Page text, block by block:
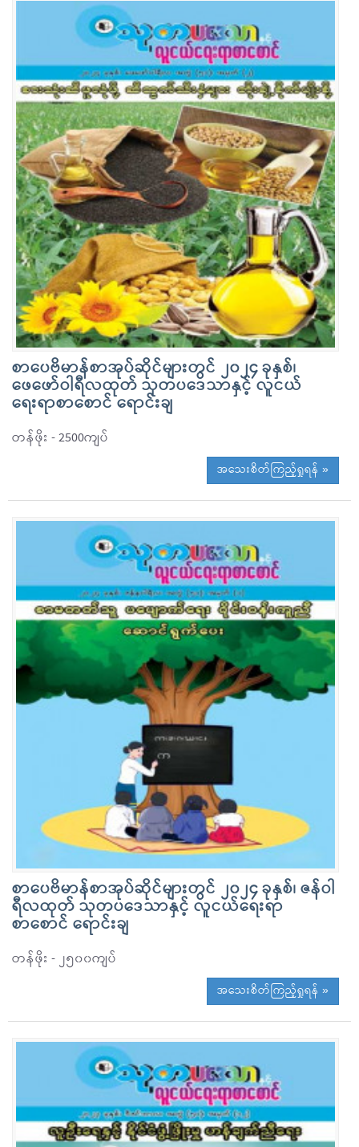
စာပေဗိမာန်စာအုပ်ဆိုင်များတွင် ၂၀၂၄ ခုနှစ်၊
ဖေဖော်ဝါရီလထုတ် သုတပဒေသာနှင့် လူငယ်
ရေးရာစာစောင် ရောင်းချ
တန်ဖိုး - 2500ကျပ်
အသေးစိတ်ကြည့်ရှုရန် »
စာပေဗိမာန်စာအုပ်ဆိုင်များတွင် ၂၀၂၄ ခုနှစ်၊ ဇန်ဝါ
ရီလထုတ် သုတပဒေသာနှင့် လူငယ်ရေးရာ
စာစောင် ရောင်းချ
တန်ဖိုး - ၂၅၀၀ကျပ်
အသေးစိတ်ကြည့်ရှုရန် »